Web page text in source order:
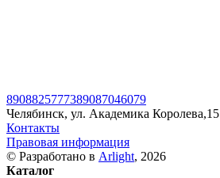
8908825777389087046079
Челябинск, ул. Академика Королева,15
Контакты
Правовая информация
© Разработано в Arlight, 2026
Каталог